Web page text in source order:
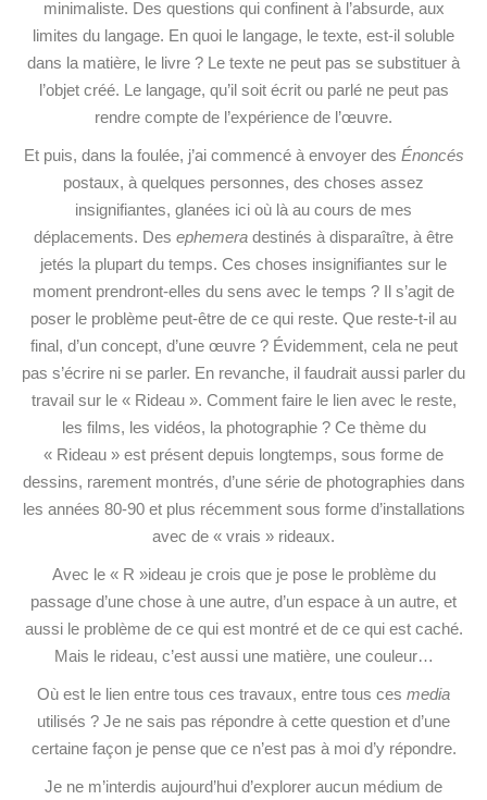
minimaliste. Des questions qui confinent à l’absurde, aux
limites du langage. En quoi le langage, le texte, est-il soluble
dans la matière, le livre ? Le texte ne peut pas se substituer à
l’objet créé. Le langage, qu’il soit écrit ou parlé ne peut pas
rendre compte de l’expérience de l’œuvre.
Et puis, dans la foulée, j’ai commencé à envoyer des Énoncés
postaux, à quelques personnes, des choses assez
insignifiantes, glanées ici où là au cours de mes
déplacements. Des ephemera destinés à disparaître, à être
jetés la plupart du temps. Ces choses insignifiantes sur le
moment prendront-elles du sens avec le temps ? Il s’agit de
poser le problème peut-être de ce qui reste. Que reste-t-il au
final, d’un concept, d’une œuvre ? Évidemment, cela ne peut
pas s’écrire ni se parler. En revanche, il faudrait aussi parler du
travail sur le « Rideau ». Comment faire le lien avec le reste,
les films, les vidéos, la photographie ? Ce thème du
« Rideau » est présent depuis longtemps, sous forme de
dessins, rarement montrés, d’une série de photographies dans
les années 80-90 et plus récemment sous forme d’installations
avec de « vrais » rideaux.
Avec le « R »ideau je crois que je pose le problème du
passage d’une chose à une autre, d’un espace à un autre, et
aussi le problème de ce qui est montré et de ce qui est caché.
Mais le rideau, c’est aussi une matière, une couleur…
Où est le lien entre tous ces travaux, entre tous ces media
utilisés ? Je ne sais pas répondre à cette question et d’une
certaine façon je pense que ce n’est pas à moi d’y répondre.
Je ne m’interdis aujourd’hui d’explorer aucun médium de